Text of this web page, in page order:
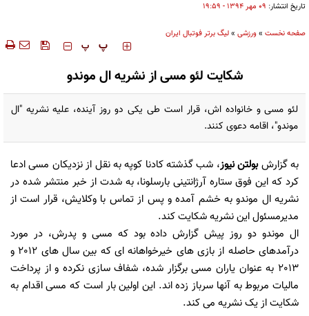
تاریخ انتشار: ۰۹ مهر ۱۳۹۴ - ۱۹:۵۹
صفحه نخست »ورزشی »لیگ برتر فوتبال ایران
‍‍‍ پ پ
شکایت لئو مسی از نشریه ال موندو
لئو مسی و خانواده اش، قرار است طی یکی دو روز آینده، علیه نشریه "ال
موندو"، اقامه دعوی کنند.
به گزارشبولتن نیوز، شب گذشته کادنا کوپه به نقل از نزدیکان مسی ادعا
کرد که این فوق ستاره آرژانتینی بارسلونا، به شدت از خبر منتشر شده در
نشریه ال موندو به خشم آمده و پس از تماس با وکلایش، قرار است از
مدیرمسئول این نشریه شکایت کند.
ال موندو دو روز پیش گزارش داده بود که مسی و پدرش، در مورد
درآمدهای حاصله از بازی های خیرخواهانه ای که بین سال های 2012 و
2013 به عنوان یاران مسی برگزار شده، شفاف سازی نکرده و از پرداخت
مالیات مربوط به آنها سرباز زده اند. این اولین بار است که مسی اقدام به
شکایت از یک نشریه می کند.